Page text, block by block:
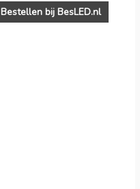
Bestellen bij BesLED.nl